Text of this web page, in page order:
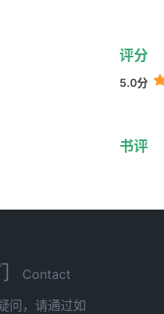
评分
5.0分
书评
Contact
问，请通过如